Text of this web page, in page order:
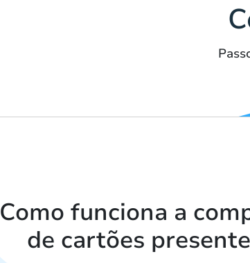
Como funciona a
de cartões presente